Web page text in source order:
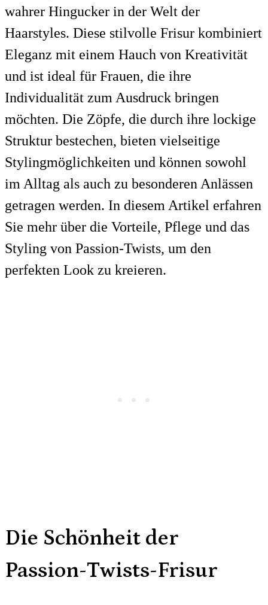
wahrer Hingucker in der Welt der
Haarstyles. Diese stilvolle Frisur kombiniert
Eleganz mit einem Hauch von Kreativität
und ist ideal für Frauen, die ihre
Individualität zum Ausdruck bringen
möchten. Die Zöpfe, die durch ihre lockige
Struktur bestechen, bieten vielseitige
Stylingmöglichkeiten und können sowohl
im Alltag als auch zu besonderen Anlässen
getragen werden. In diesem Artikel erfahren
Sie mehr über die Vorteile, Pflege und das
Styling von Passion-Twists, um den
perfekten Look zu kreieren.
Die Schönheit der
Passion-Twists-Frisur